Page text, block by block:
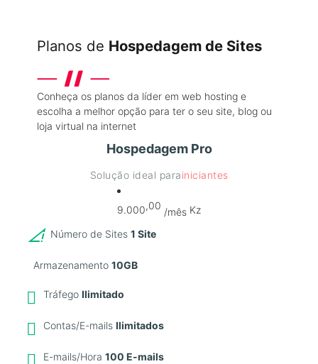
Planos de Hospedagem de Sites
Conheça os planos da líder em web hosting e
escolha a melhor opção para ter o seu site, blog ou
loja virtual na internet
Hospedagem Pro
Solução ideal parainiciantes
9.000,00
/mês Kz
Número de Sites1 Site
Armazenamento10GB
TráfegoIlimitado
Contas/E-mailsIlimitados
E-mails/Hora100 E-mails